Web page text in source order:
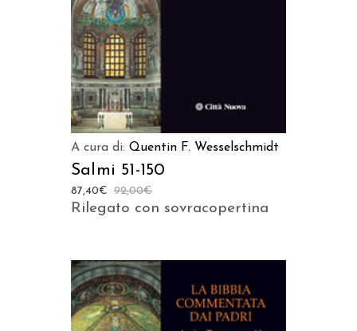
A cura di: Quentin F. Wesselschmidt
Salmi 51-150
92,00€
87,40€
Rilegato con sovracopertina